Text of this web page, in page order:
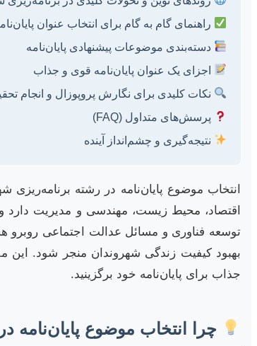
راهنمای گام به گام برای انتخاب عنوان
دسته‌بندی موضوعات پیشنهادی پایان‌نامه
اجزای یک عنوان پایان‌نامه قوی و جذاب
نکات کلیدی برای نگارش پروپوزال و انجام
پرسش‌های متداول (FAQ)
نتیجه‌گیری و چشم‌انداز آینده
انتخاب موضوع پایان‌نامه در رشته
اقتصاد، محیط زیست، مهندسی و مدیریت دارد
توسعه فناوری و مسائل عدالت اجتماعی روبرو
بهبود کیفیت زندگی شهروندان منجر شود. این
جذاب برای پایان‌نامه خود برگزینید.
چرا انتخاب موضوع